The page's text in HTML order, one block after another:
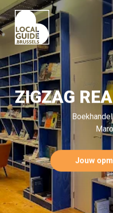
ZIGZAG
Jouw